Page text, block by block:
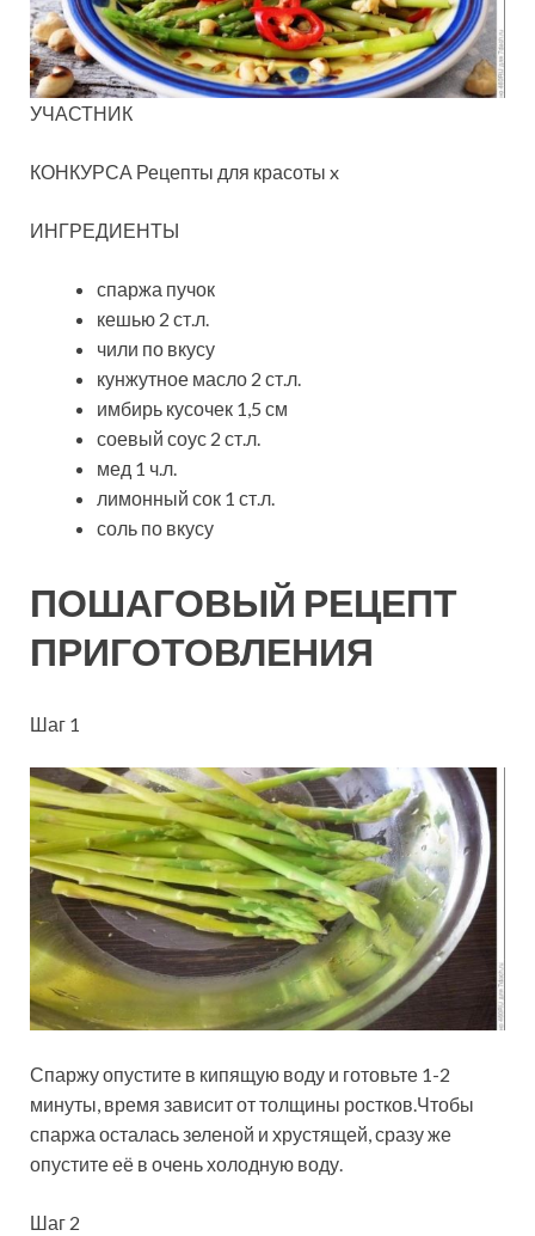
УЧАСТНИК
КОНКУРСА Рецепты для красоты x
ИНГРЕДИЕНТЫ
спаржа пучок
кешью 2 ст.л.
чили по вкусу
кунжутное масло 2 ст.л.
имбирь кусочек 1,5 см
соевый соус 2 ст.л.
мед 1 ч.л.
лимонный сок 1 ст.л.
соль по вкусу
ПОШАГОВЫЙ РЕЦЕПТ
ПРИГОТОВЛЕНИЯ
Шаг 1
Спаржу опустите в кипящую воду и готовьте 1-2
минуты, время зависит от толщины ростков.Чтобы
спаржа осталась зеленой и хрустящей, сразу же
опустите её в очень холодную воду.
Шаг 2